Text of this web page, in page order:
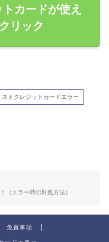
カードが使え
リック
トクレジットカードエラー
（エラー時の対処方法）
免責事項